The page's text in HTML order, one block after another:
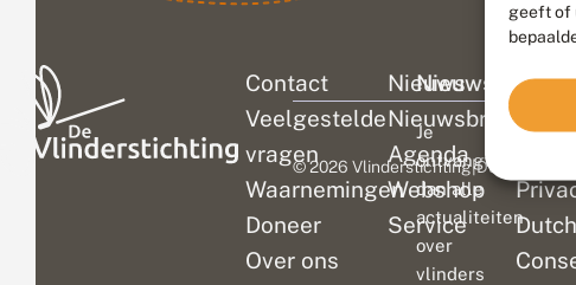
geeft of
Contact
Veelgestelde
vragen
Waarnemingen
Doneer
Over ons
Nieuws
Nieuwsbrief
Agenda
Webshop
Service
Nieuwsbrief
Je
ontvangt
dan alle
actualiteiten
over
vlinders
© 2026 Vlinderstichting|Duurzaam